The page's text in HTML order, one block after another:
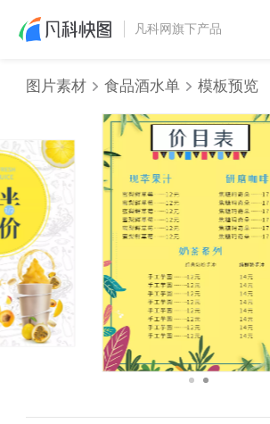
凡科网旗下产品
图片素材 食品酒水单 模板预览